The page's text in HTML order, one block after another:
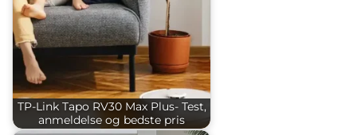
TP-Link Tapo RV30 Max Plus- Test,
anmeldelse og bedste pris